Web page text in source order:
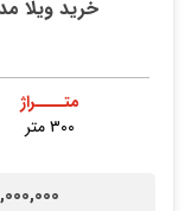
خرید ویلا
متــــراژ
۳۰۰ متر